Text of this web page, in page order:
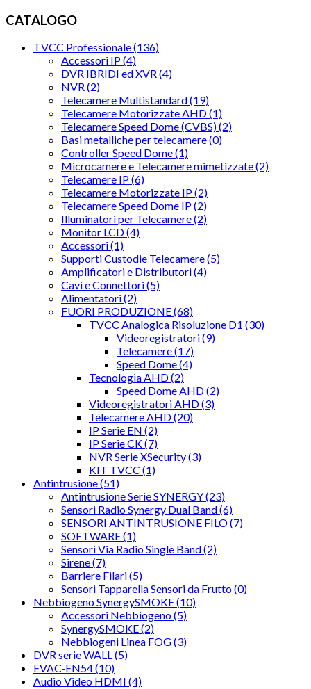
CATALOGO
TVCC Professionale (136)
Accessori IP (4)
DVR IBRIDI ed XVR (4)
NVR (2)
Telecamere Multistandard (19)
Telecamere Motorizzate AHD (1)
Telecamere Speed Dome (CVBS) (2)
Basi metalliche per telecamere (0)
Controller Speed Dome (1)
Microcamere e Telecamere mimetizzate (2)
Telecamere IP (6)
Telecamere Motorizzate IP (2)
Telecamere Speed Dome IP (2)
Illuminatori per Telecamere (2)
Monitor LCD (4)
Accessori (1)
Supporti Custodie Telecamere (5)
Amplificatori e Distributori (4)
Cavi e Connettori (5)
Alimentatori (2)
FUORI PRODUZIONE (68)
TVCC Analogica Risoluzione D1 (30)
Videoregistratori (9)
Telecamere (17)
Speed Dome (4)
Tecnologia AHD (2)
Speed Dome AHD (2)
Videoregistratori AHD (3)
Telecamere AHD (20)
IP Serie EN (2)
IP Serie CK (7)
NVR Serie XSecurity (3)
KIT TVCC (1)
Antintrusione (51)
Antintrusione Serie SYNERGY (23)
Sensori Radio Synergy Dual Band (6)
SENSORI ANTINTRUSIONE FILO (7)
SOFTWARE (1)
Sensori Via Radio Single Band (2)
Sirene (7)
Barriere Filari (5)
Sensori Tapparella Sensori da Frutto (0)
Nebbiogeno SynergySMOKE (10)
Accessori Nebbiogeno (5)
SynergySMOKE (2)
Nebbiogeni Linea FOG (3)
DVR serie WALL (5)
EVAC-EN54 (10)
Audio Video HDMI (4)